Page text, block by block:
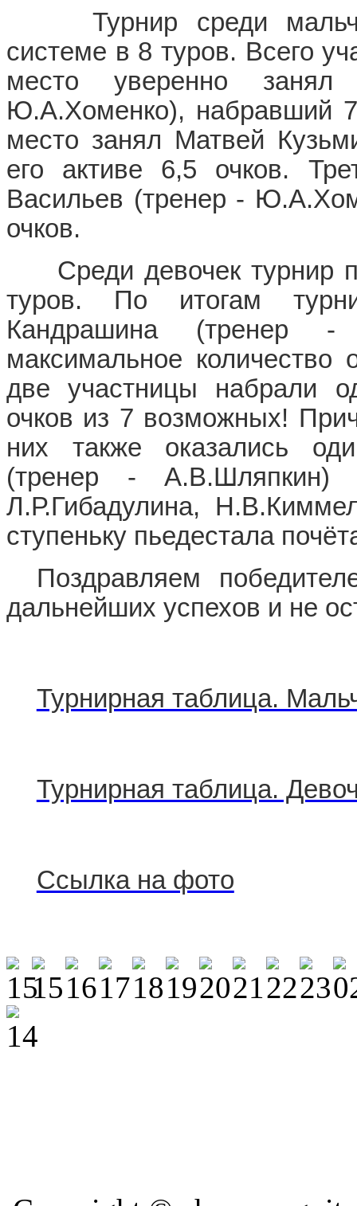
Турнир среди
системе в 8 туров. Всего
место уверенно
Ю.А.Хоменко), набравший
место занял Матвей
его активе 6,5 очков.
Васильев (тренер -
очков.
Среди девочек турнир
туров. По итогам
Кандрашина (тренер -
максимальное
две участницы набрали
очков из 7 возможных!
них также оказались
(тренер -
Л.Р.Гибадулина,
ступеньку пьедестала
Поздравляем
дальнейших успехов и не
Турнирная таблица.
Турнирная таблица.
Ссылка на фото